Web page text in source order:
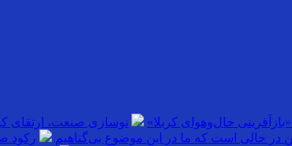
حال‌وهوای کربلا»
نوسازی صنعت، ارتقای
در حالی است که ما در این موضوع بی‌گناهیم
رکود